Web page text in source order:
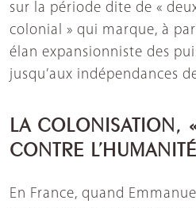
sur la période dite de «
colonial » qui marque, à
élan expansionniste des
jusqu’aux indépendances
LA COLONISATION,
CONTRE
En France, quand